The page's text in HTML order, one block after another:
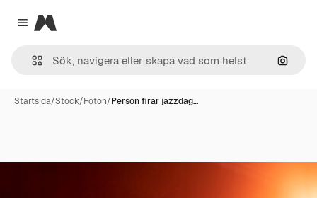
Close menu
Magnific
Sök
Startsida/Stock/Foton/Person firar jazzdag…